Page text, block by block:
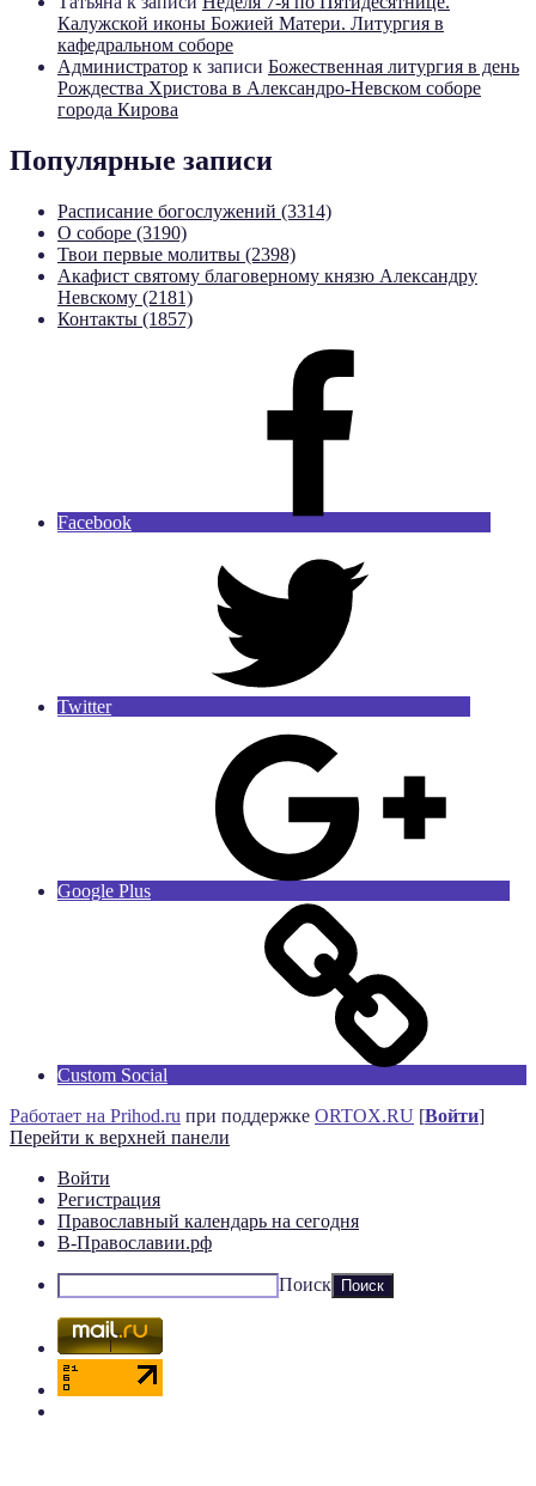
Калужской иконы Божией Матери. Литургия в
кафедральном соборе
Администратор к записи Божественная литургия в день
Рождества Христова в Александро-Невском соборе
города Кирова
Популярные записи
Расписание богослужений (3314)
О соборе (3190)
Твои первые молитвы (2398)
Акафист святому благоверному князю Александру
Невскому (2181)
Контакты (1857)
Facebook
Twitter
Google Plus
Custom Social
Работает на Prihod.ru при поддержке ORTOX.RU [Войти]
Перейти к верхней панели
Войти
Регистрация
Православный календарь на сегодня
В-Православии.рф
Поиск